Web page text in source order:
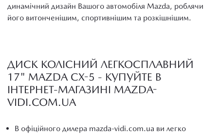
динамічний дизайн Вашого автомобіля Mazda, роблячи
його витонченішим, спортивнішим та розкішнішим.
ДИСК КОЛІСНИЙ ЛЕГКОСПЛАВНИЙ
17" MAZDA CX-5 - КУПУЙТЕ В
ІНТЕРНЕТ-МАГАЗИНІ MAZDA-
VIDI.COM.UA
В офіційного дилера mazda-vidi.com.ua ви легко